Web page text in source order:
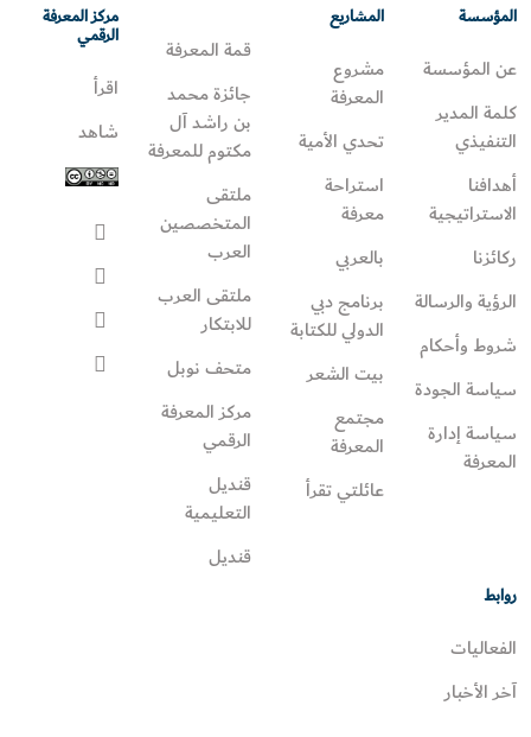
المؤسسة
عن المؤسسة
كلمة المدير
التنفيذي
أهدافنا
الاستراتيجية
ركائزنا
الرؤية والرسالة
شروط وأحكام
سياسة الجودة
سياسة إدارة
المعرفة
المشاريع
مشروع
المعرفة
تحدي الأمية
استراحة
معرفة
بالعربي
برنامج دبي
الدولي للكتابة
بيت الشعر
مجتمع
المعرفة
عائلتي تقرأ‎
قمة المعرفة
جائزة محمد
بن راشد آل
مكتوم للمعرفة
ملتقى
المتخصصين
العرب
ملتقى العرب
للابتكار
متحف نوبل
مركز المعرفة
الرقمي
قنديل
التعليمية
قنديل
مركز المعرفة
الرقمي
اقرأ
شاهد
روابط
الفعاليات
آخر الأخبار